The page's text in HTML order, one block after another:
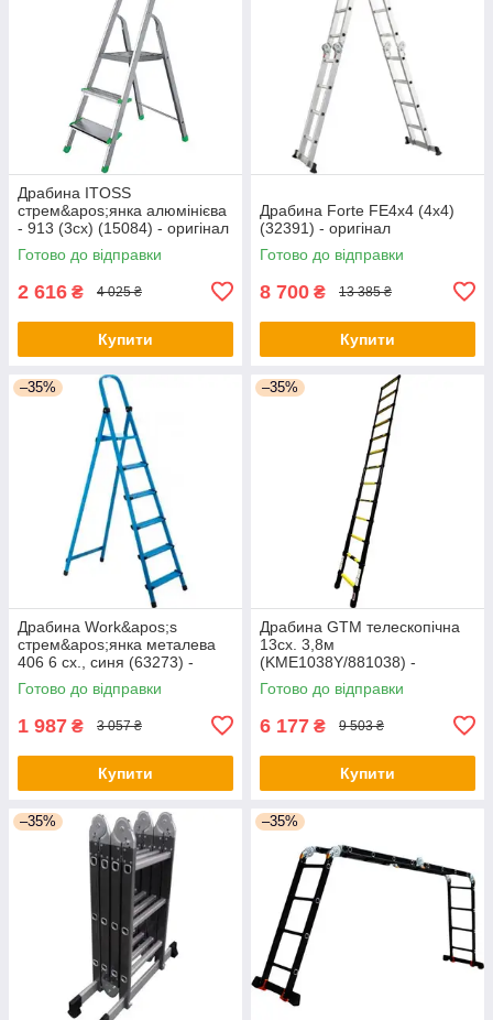
Драбина ITOSS
стрем&apos;янка алюмінієва
- 913 (3сх) (15084) - оригінал
Готово до відправки
2 616 ₴ 4 025 ₴
Купити
Драбина Forte FE4x4 (4х4)
(32391) - оригінал
Готово до відправки
8 700 ₴ 13 385 ₴
Купити
–35%
Драбина Work&apos;s
стрем&apos;янка металева
406 6 сх., синя (63273) -
оригінал
Готово до відправки
1 987 ₴ 3 057 ₴
Купити
–35%
Драбина GTM телескопічна
13сх. 3,8м
(KME1038Y/881038) -
оригінал
Готово до відправки
6 177 ₴ 9 503 ₴
Купити
–35% –35%